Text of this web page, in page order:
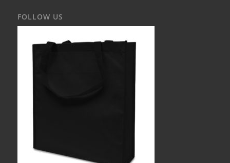
FOLLOW US